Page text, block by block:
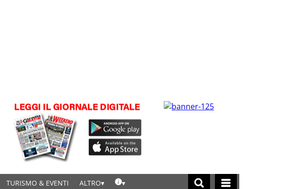
TURISMO & EVENTI ALTRO